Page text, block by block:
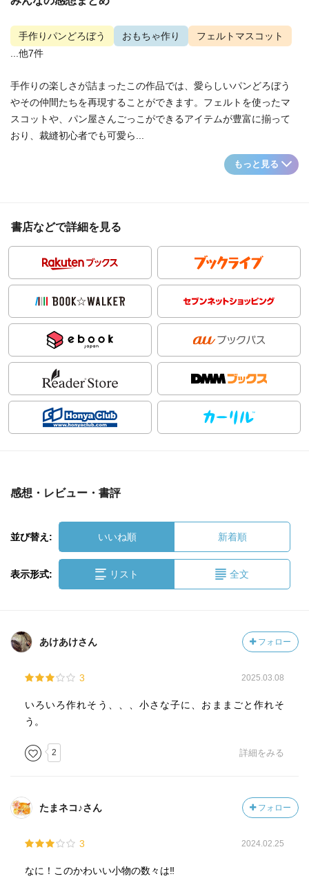
手作りパンどろぼう おもちゃ作り
フェルトマスコット
...他7件
手作りの楽しさが詰まったこの作品では、愛らしいパンどろぼう
やその仲間たちを再現することができます。フェルトを使ったマ
スコットや、パン屋さんごっこができるアイテムが豊富に揃って
おり、裁縫初心者でも可愛ら...
もっと見る
書店などで詳細を見る
感想・レビュー・書評
並び替え: いいね順 新着順
表示形式: リスト 全文
あけあけさん フォロー
3 2025.03.08
いろいろ作れそう、、、小さな子に、おままごと作れそ
う。
2 詳細をみる
たまネコ♪さん フォロー
3 2024.02.25
なに！このかわいい小物の数々は‼︎